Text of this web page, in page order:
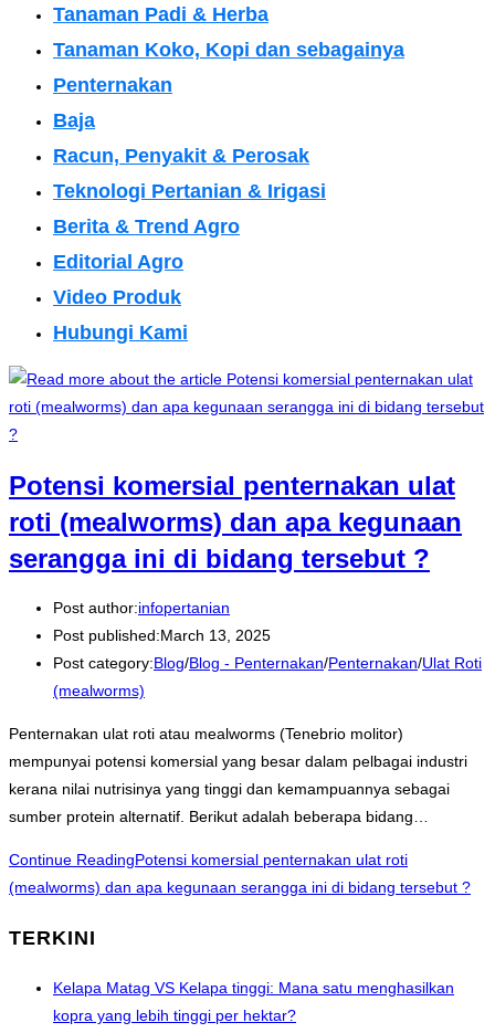
Tanaman Padi & Herba
Tanaman Koko, Kopi dan sebagainya
Penternakan
Baja
Racun, Penyakit & Perosak
Teknologi Pertanian & Irigasi
Berita & Trend Agro
Editorial Agro
Video Produk
Hubungi Kami
Potensi komersial penternakan ulat
roti (mealworms) dan apa kegunaan
serangga ini di bidang tersebut ?
Post author:infopertanian
Post published:March 13, 2025
Post category:Blog/Blog - Penternakan/Penternakan/Ulat Roti
(mealworms)
Penternakan ulat roti atau mealworms (Tenebrio molitor)
mempunyai potensi komersial yang besar dalam pelbagai industri
kerana nilai nutrisinya yang tinggi dan kemampuannya sebagai
sumber protein alternatif. Berikut adalah beberapa bidang…
Continue ReadingPotensi komersial penternakan ulat roti
(mealworms) dan apa kegunaan serangga ini di bidang tersebut ?
TERKINI
Kelapa Matag VS Kelapa tinggi: Mana satu menghasilkan
kopra yang lebih tinggi per hektar?